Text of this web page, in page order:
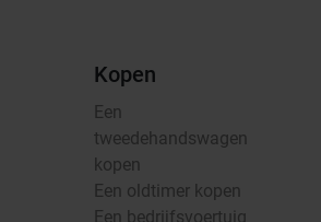
Kopen
Een
tweedehandswagen
kopen
Een oldtimer kopen
Een bedrijfsvoertuig